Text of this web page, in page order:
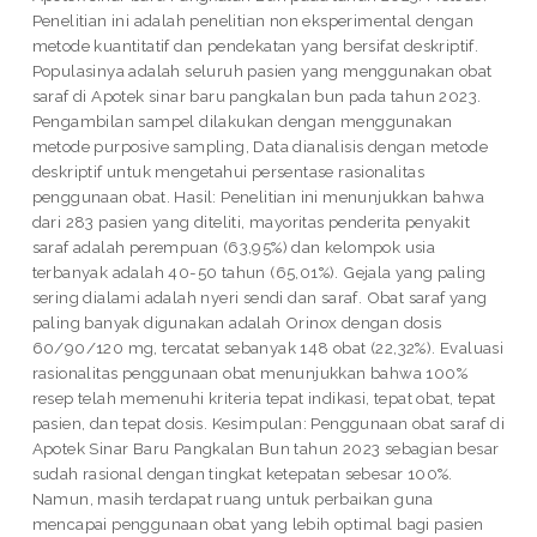
Penelitian ini adalah penelitian non eksperimental dengan
metode kuantitatif dan pendekatan yang bersifat deskriptif.
Populasinya adalah seluruh pasien yang menggunakan obat
saraf di Apotek sinar baru pangkalan bun pada tahun 2023.
Pengambilan sampel dilakukan dengan menggunakan
metode purposive sampling, Data dianalisis dengan metode
deskriptif untuk mengetahui persentase rasionalitas
penggunaan obat. Hasil: Penelitian ini menunjukkan bahwa
dari 283 pasien yang diteliti, mayoritas penderita penyakit
saraf adalah perempuan (63,95%) dan kelompok usia
terbanyak adalah 40-50 tahun (65,01%). Gejala yang paling
sering dialami adalah nyeri sendi dan saraf. Obat saraf yang
paling banyak digunakan adalah Orinox dengan dosis
60/90/120 mg, tercatat sebanyak 148 obat (22,32%). Evaluasi
rasionalitas penggunaan obat menunjukkan bahwa 100%
resep telah memenuhi kriteria tepat indikasi, tepat obat, tepat
pasien, dan tepat dosis. Kesimpulan: Penggunaan obat saraf di
Apotek Sinar Baru Pangkalan Bun tahun 2023 sebagian besar
sudah rasional dengan tingkat ketepatan sebesar 100%.
Namun, masih terdapat ruang untuk perbaikan guna
mencapai penggunaan obat yang lebih optimal bagi pasien